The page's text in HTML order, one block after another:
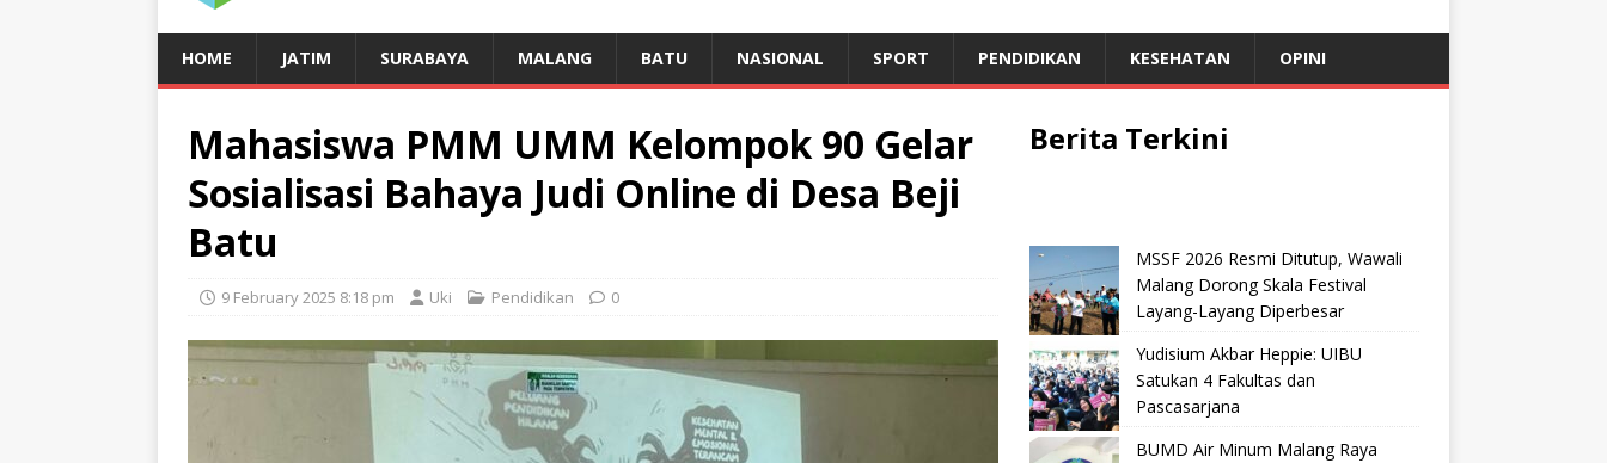
HOME JATIM SURABAYA MALANG BATU NASIONAL SPORT PENDIDIKAN KESEHATAN OPINI
Mahasiswa PMM UMM Kelompok 90 Gelar
Sosialisasi Bahaya Judi Online di Desa Beji
Batu
9 February 2025 8:18 pm Uki Pendidikan 0
Berita Terkini
MSSF 2026 Resmi Ditutup, Wawali
Malang Dorong Skala Festival
Layang-Layang Diperbesar
Yudisium Akbar Heppie: UIBU
Satukan 4 Fakultas dan
Pascasarjana
BUMD Air Minum Malang Raya